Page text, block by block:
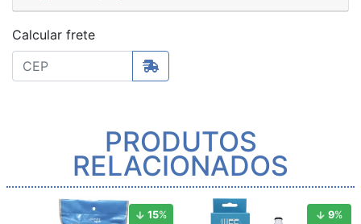
Calcular frete
PRODUTOS
RELACIONADOS
15% 9%